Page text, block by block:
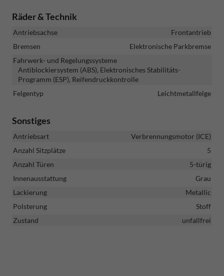
Räder & Technik
Antriebsachse
Frontantrieb
Bremsen
Elektronische Parkbremse
Fahrwerk- und Regelungssysteme
Antiblockiersystem (ABS), Elektronisches Stabilitäts-
Programm (ESP), Reifendruckkontrolle
Felgentyp
Leichtmetallfelge
Sonstiges
Antriebsart
Verbrennungsmotor (ICE)
Anzahl Sitzplätze
5
Anzahl Türen
5-türig
Innenausstattung
Grau
Lackierung
Metallic
Polsterung
Stoff
Zustand
unfallfrei